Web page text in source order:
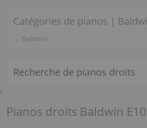
Catégories de pianos |
← Baldwin
Recherche de pianos droits
\
Pianos droits Baldwin